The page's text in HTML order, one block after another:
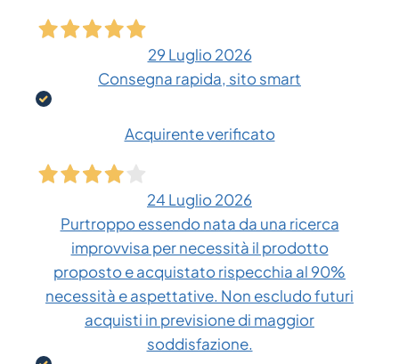
29 Luglio 2026
Consegna rapida, sito smart
Acquirente verificato
24 Luglio 2026
Purtroppo essendo nata da una ricerca
improvvisa per necessità il prodotto
proposto e acquistato rispecchia al 90%
necessità e aspettative. Non escludo futuri
acquisti in previsione di maggior
soddisfazione.